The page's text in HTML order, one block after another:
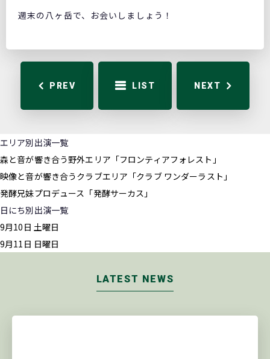
週末の八ヶ岳で、お会いしましょう！
PREV LIST NEXT
エリア別出演一覧
森と音が響き合う野外エリア 「フロンティアフォレスト」
映像と音が響き合うクラブエリア 「クラブ ワンダーラスト」
発酵兄妹プロデュース 「発酵サーカス」
日にち別出演一覧
9月10日 土曜日
9月11日 日曜日
LATEST NEWS